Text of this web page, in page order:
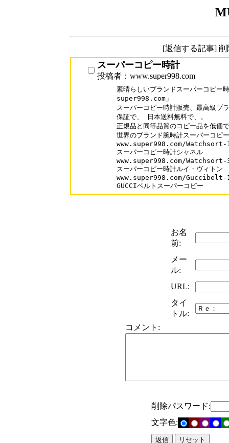
[返信する記事]
スーパーコピー時計
投稿者：www.super998.com
素晴らしいブランドスーパーコピー
super998.com」
スーパーコピー時計販売、最高級ブ
保証で、 日本送料無料で、。
正規品と同等品質のコピー品を低価
世界のブランド腕時計スーパーコピ
www.super998.com/
スーパーコピー時計シャネル
www.super998.com/
スーパーコピー時計ルイ・ヴィトン
www.super998.com/
GUCCIベルトスーパーコピー
お名
前:
メー
ル:
URL:
タイ
トル:
コメント:
削除パスワード:
文字色: